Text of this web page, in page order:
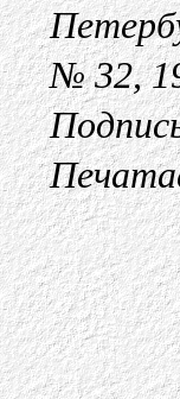
№ 32,